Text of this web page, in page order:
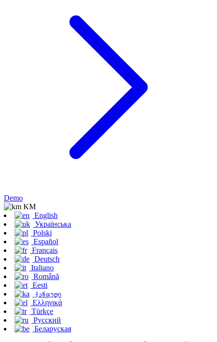
Demo
KM
English
Українська
Polski
Español
Français
Deutsch
Italiano
Română
Eesti
ქართული
Ελληνικά
Türkçe
Русский
Беларуская